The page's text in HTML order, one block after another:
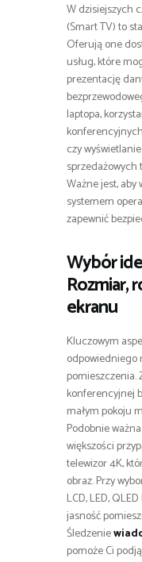
W dzisiejszych
(Smart TV) to
Oferują one
usług, które
prezentację
laptopa,
czy
sprzedażowych
Ważne jest,
systemem
zapewnić
Wybór
Rozmiar,
ekranu
Kluczowym
odpowiedniego
pomieszczenia.
konferencyjnej
małym pokoju
Podobnie
większości
telewizor 4K,
obraz. Przy
LCD, LED,
jasność
Śledzenie
pomoże Ci